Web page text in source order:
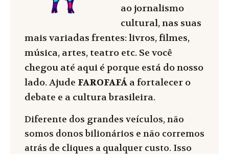
ao jornalismo
cultural, nas suas
mais variadas frentes: livros, filmes,
música, artes, teatro etc. Se você
chegou até aqui é porque está do nosso
lado. Ajude FAROFAFÁ a fortalecer o
debate e a cultura brasileira.
Diferente dos grandes veículos, não
somos donos bilionários e não corremos
atrás de cliques a qualquer custo. Isso